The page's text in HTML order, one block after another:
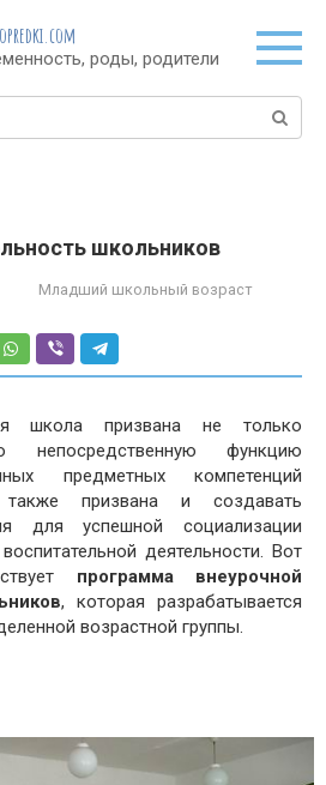
роды, родители
школьников
Младший школьный возраст
школа призвана не только
непосредственную функцию
предметных компетенций
призвана и создавать
для успешной социализации
деятельности. Вот
программа внеурочной
, которая разрабатывается
возрастной группы.